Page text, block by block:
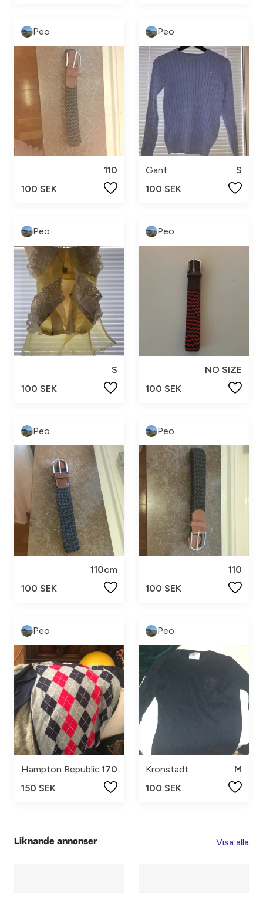
Peo
110
100 SEK
Peo
Gant
S
100 SEK
Peo
S
100 SEK
Peo
NO SIZE
100 SEK
Peo
110cm
100 SEK
Peo
110
100 SEK
Peo
Hampton Republic 170
150 SEK
Peo
Kronstadt
M
100 SEK
Liknande annonser Visa alla